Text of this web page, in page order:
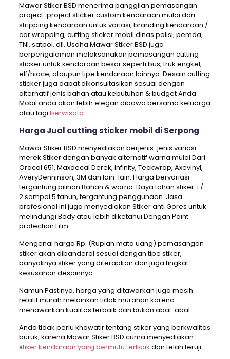
Mawar Stiker BSD menerima panggilan pemasangan
project-project sticker custom kendaraan mulai dari
stripping kendaraan untuk variasi, branding kendaraan /
car wrapping, cutting sticker mobil dinas polisi, pemda,
TNI, satpol, dll. Usaha Mawar Stiker BSD juga
berpengalaman melaksanakan pemasangan cutting
sticker untuk kendaraan besar seperti bus, truk engkel,
elf/hiace, ataupun tipe kendaraan lainnya. Desain cutting
sticker juga dapat dikonsultasikan sesuai dengan
alternatif jenis bahan atau kebutuhan & budget Anda.
Mobil anda akan lebih elegan dibawa bersama keluarga
atau lagi berwisata.
Harga Jual cutting sticker mobil di Serpong
Mawar Stiker BSD menyediakan berjenis-jenis variasi
merek Stiker dengan banyak alternatif warna mulai Dari
Oracal 651, Maxdecal Derek, Infinity, Teckwrap, Axevinyl,
AveryDenninson, 3M dan lain-lain. Harga bervariasi
tergantung pilihan Bahan & warna. Daya tahan stiker +/-
2 sampai 5 tahun, tergantung penggunaan. Jasa
profesional ini juga menyediakan Stiker anti Gores untuk
melindungi Body atau lebih diketahui Dengan Paint
protection Film.
Mengenai harga Rp. (Rupiah mata uang) pemasangan
stiker akan dibanderol sesuai dengan tipe stiker,
banyaknya stiker yang diterapkan dan juga tingkat
kesusahan desainnya.
Namun Pastinya, harga yang ditawarkan juga masih
relatif murah melainkan tidak murahan karena
menawarkan kualitas terbaik dan bukan abal-abal.
Anda tidak perlu khawatir tentang stiker yang berkwalitas
buruk, karena Mawar Stiker BSD cuma menyediakan
stiker kendaraan yang bermutu terbaik dan telah teruji.